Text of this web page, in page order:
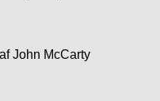
af John McCarty